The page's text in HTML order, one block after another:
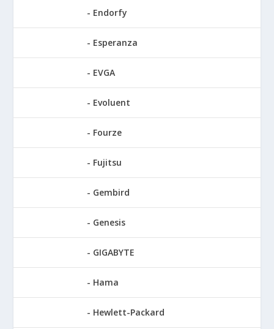
Endorfy
Esperanza
EVGA
Evoluent
Fourze
Fujitsu
Gembird
Genesis
GIGABYTE
Hama
Hewlett-Packard